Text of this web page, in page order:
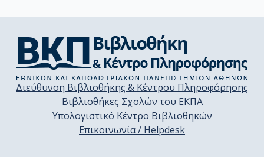
Διεύθυνση Βιβλιοθήκης & Κέντρου Πληροφόρησης
Βιβλιοθήκες Σχολών του ΕΚΠΑ
Υπολογιστικό Κέντρο Βιβλιοθηκών
Επικοινωνία / Helpdesk